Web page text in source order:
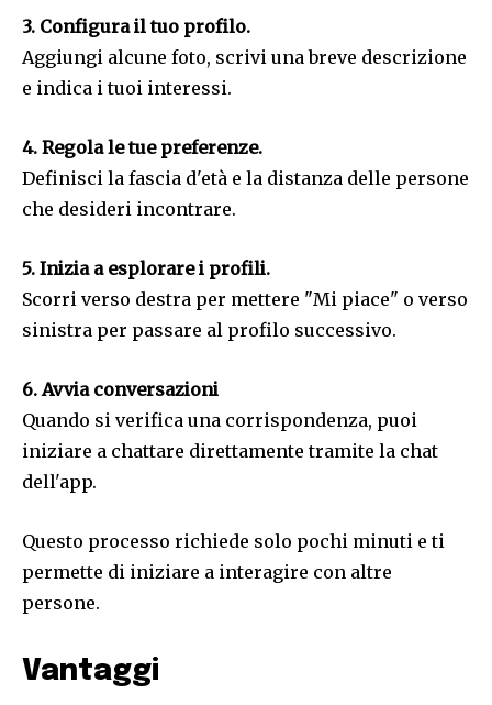
3. Configura il tuo profilo.
Aggiungi alcune foto, scrivi una breve descrizione
e indica i tuoi interessi.
4. Regola le tue preferenze.
Definisci la fascia d'età e la distanza delle persone
che desideri incontrare.
5. Inizia a esplorare i profili.
Scorri verso destra per mettere "Mi piace" o verso
sinistra per passare al profilo successivo.
6. Avvia conversazioni
Quando si verifica una corrispondenza, puoi
iniziare a chattare direttamente tramite la chat
dell'app.
Questo processo richiede solo pochi minuti e ti
permette di iniziare a interagire con altre
persone.
Vantaggi